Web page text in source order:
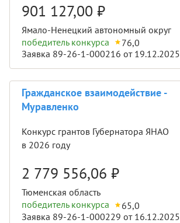
901 127,00 ₽
Ямало-Ненецкий автономный округ
победитель конкурса
76,0
Заявка 89-26-1-000216 от 19.12.2025
Гражданское взаимодействие -
Муравленко
Конкурс грантов Губернатора ЯНАО
в 2026 году
2 779 556,06 ₽
Тюменская область
победитель конкурса
65,0
Заявка 89-26-1-000229 от 16.12.2025